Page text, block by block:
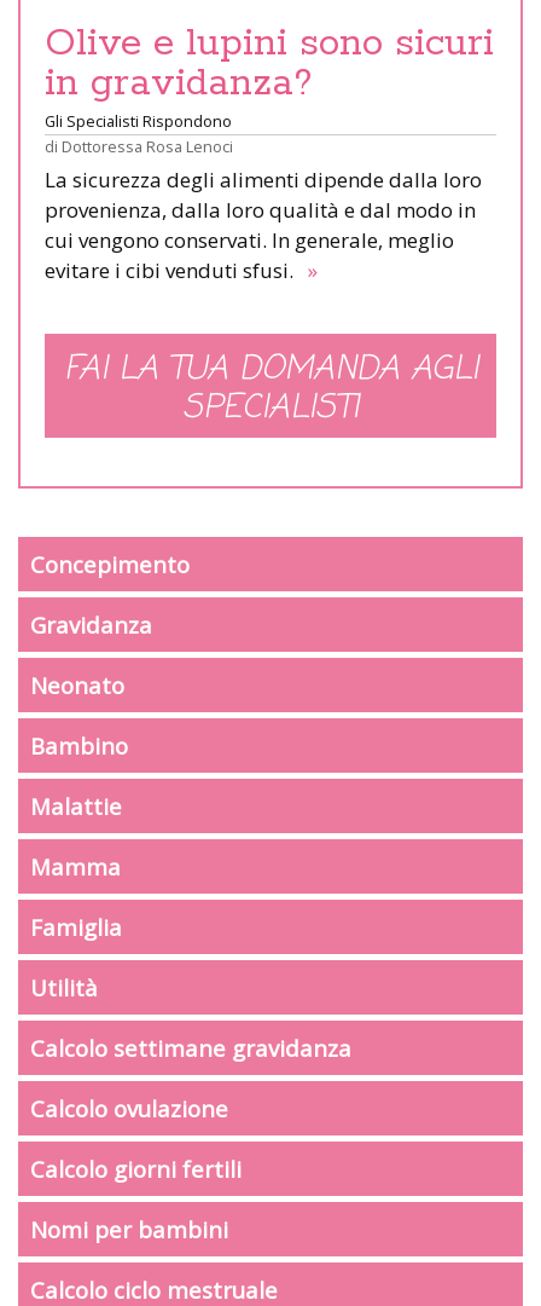
Olive e lupini sono sicuri
in gravidanza?
Gli Specialisti Rispondono
di Dottoressa Rosa Lenoci
La sicurezza degli alimenti dipende dalla loro
provenienza, dalla loro qualità e dal modo in
cui vengono conservati. In generale, meglio
evitare i cibi venduti sfusi. »
FAI LA TUA DOMANDA AGLI
SPECIALISTI
Concepimento
Gravidanza
Neonato
Bambino
Malattie
Mamma
Famiglia
Utilità
Calcolo settimane gravidanza
Calcolo ovulazione
Calcolo giorni fertili
Nomi per bambini
Calcolo ciclo mestruale